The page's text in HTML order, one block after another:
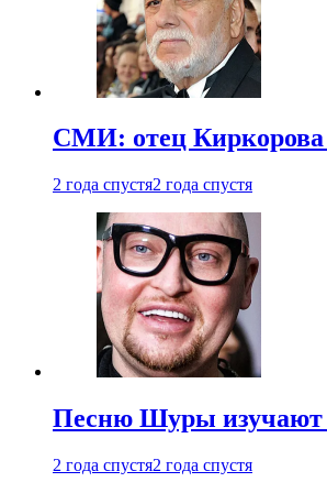
СМИ: отец Киркорова
2 года спустя2 года спустя
Песню Шуры изучают
2 года спустя2 года спустя